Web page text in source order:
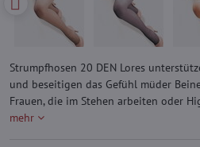
Strumpfhosen 20 DEN Lores
und beseitigen das Gefühl müder
Frauen, die im Stehen arbeiten oder
mehr